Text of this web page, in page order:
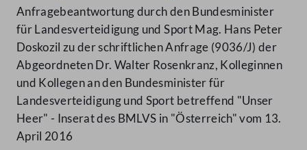
Anfragebeantwortung durch den Bundesminister
für Landesverteidigung und Sport Mag. Hans Peter
Doskozil zu der schriftlichen Anfrage (9036/J) der
Abgeordneten Dr. Walter Rosenkranz, Kolleginnen
und Kollegen an den Bundesminister für
Landesverteidigung und Sport betreffend "Unser
Heer" - Inserat des BMLVS in "Österreich" vom 13.
April 2016